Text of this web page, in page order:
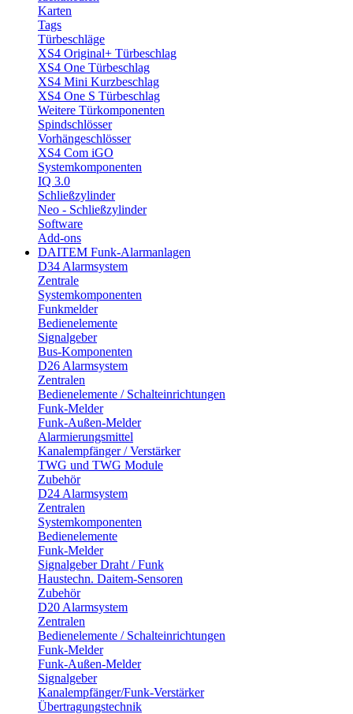
Karten
Tags
Türbeschläge
XS4 Original+ Türbeschlag
XS4 One Türbeschlag
XS4 Mini Kurzbeschlag
XS4 One S Türbeschlag
Weitere Türkomponenten
Spindschlösser
Vorhängeschlösser
XS4 Com iGO
Systemkomponenten
IQ 3.0
Schließzylinder
Neo - Schließzylinder
Software
Add-ons
DAITEM Funk-Alarmanlagen
D34 Alarmsystem
Zentrale
Systemkomponenten
Funkmelder
Bedienelemente
Signalgeber
Bus-Komponenten
D26 Alarmsystem
Zentralen
Bedienelemente / Schalteinrichtungen
Funk-Melder
Funk-Außen-Melder
Alarmierungsmittel
Kanalempfänger / Verstärker
TWG und TWG Module
Zubehör
D24 Alarmsystem
Zentralen
Systemkomponenten
Bedienelemente
Funk-Melder
Signalgeber Draht / Funk
Haustechn. Daitem-Sensoren
Zubehör
D20 Alarmsystem
Zentralen
Bedienelemente / Schalteinrichtungen
Funk-Melder
Funk-Außen-Melder
Signalgeber
Kanalempfänger/Funk-Verstärker
Übertragungstechnik